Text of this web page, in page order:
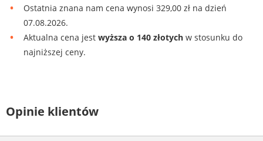
Ostatnia znana nam cena wynosi 329,00 zł na dzień
07.08.2026.
Aktualna cena jest wyższa o 140 złotych w stosunku do
najniższej ceny.
Opinie klientów